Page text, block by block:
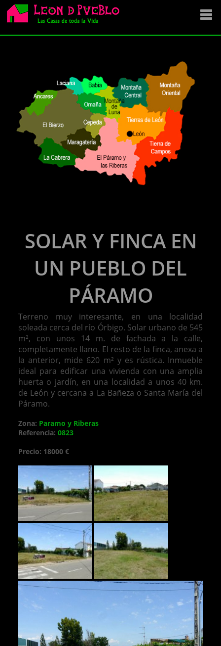
SE VENDE
OFERTAS
NOVEDADES
VENDEMOS TU CASA
DÓNDE COMPRAR ?
SOLAR Y FINCA EN
UN PUEBLO DEL
PÁRAMO
Terreno muy interesante, en una localidad
soleada cerca del río Órbigo. Solar urbano de 545
m², con unos 14 m. de fachada a la calle,
completamente llano. El resto de la finca, anexa a
la anterior, mide 620 m² y es rústica. Inmueble
ideal para edificar una vivienda con una amplia
huerta o jardín, en una localidad a unos 40 km.
de León y cercana a La Bañeza o Santa María del
Páramo.
Zona: Paramo y Riberas
Referencia: 0823
Precio: 18000 €